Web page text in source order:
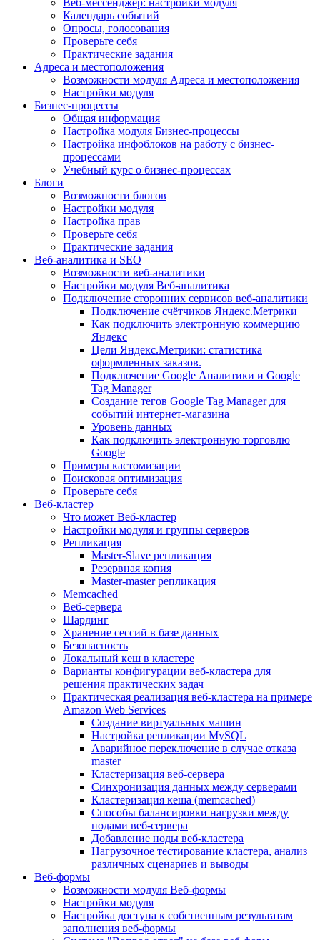
Веб-мессенджер: настройки модуля
Календарь событий
Опросы, голосования
Проверьте себя
Практические задания
Адреса и местоположения
Возможности модуля Адреса и местоположения
Настройки модуля
Бизнес-процессы
Общая информация
Настройка модуля Бизнес-процессы
Настройка инфоблоков на работу с бизнес-
процессами
Учебный курс о бизнес-процессах
Блоги
Возможности блогов
Настройки модуля
Настройка прав
Проверьте себя
Практические задания
Веб-аналитика и SEO
Возможности веб-аналитики
Настройки модуля Веб-аналитика
Подключение сторонних сервисов веб-аналитики
Подключение счётчиков Яндекс.Метрики
Как подключить электронную коммерцию
Яндекс
Цели Яндекс.Метрики: статистика
оформленных заказов.
Подключение Google Аналитики и Google
Tag Manager
Создание тегов Google Tag Manager для
событий интернет-магазина
Уровень данных
Как подключить электронную торговлю
Google
Примеры кастомизации
Поисковая оптимизация
Проверьте себя
Веб-кластер
Что может Веб-кластер
Настройки модуля и группы серверов
Репликация
Master-Slave репликация
Резервная копия
Master-master репликация
Memcached
Веб-сервера
Шардинг
Хранение сессий в базе данных
Безопасность
Локальный кеш в кластере
Варианты конфигурации веб-кластера для
решения практических задач
Практическая реализация веб-кластера на примере
Amazon Web Services
Создание виртуальных машин
Настройка репликации MySQL
Аварийное переключение в случае отказа
master
Кластеризация веб-сервера
Синхронизация данных между серверами
Кластеризация кеша (memcached)
Способы балансировки нагрузки между
нодами веб-сервера
Добавление ноды веб-кластера
Нагрузочное тестирование кластера, анализ
различных сценариев и выводы
Веб-формы
Возможности модуля Веб-формы
Настройки модуля
Настройка доступа к собственным результатам
заполнения веб-формы